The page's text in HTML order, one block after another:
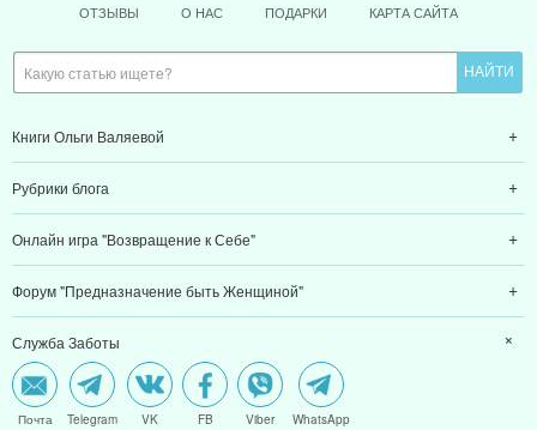
ОТЗЫВЫ О НАС ПОДАРКИ КАРТА САЙТА
Книги Ольги Валяевой
Рубрики блога
Онлайн игра "Возвращение к Себе"
Форум "Предназначение быть Женщиной"
Служба Заботы
Почта Telegram VK FB Viber WhatsApp